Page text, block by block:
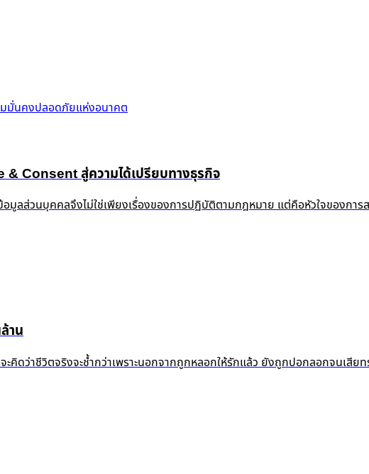
มมั่นคงปลอดภัยแห่งอนาคต
Consent สู่ความได้เปรียบทางธุรกิจ
วนบุคคลจึงไม่ใช่เพียงเรื่องของการปฏิบัติตามกฎหมาย แต่คือหัวใจของการสร้
าน
ะคิดว่าชีวิตจริงจะช้ำกว่าเพราะนอกจากถูกหลอกให้รักแล้ว ยังถูกปอกลอกจนเ